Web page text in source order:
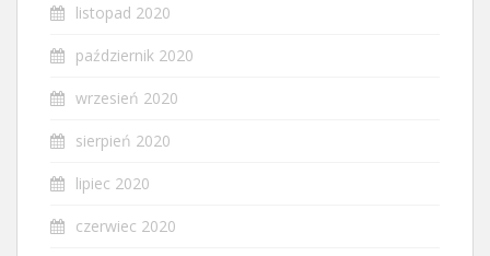
listopad 2020
październik 2020
wrzesień 2020
sierpień 2020
lipiec 2020
czerwiec 2020